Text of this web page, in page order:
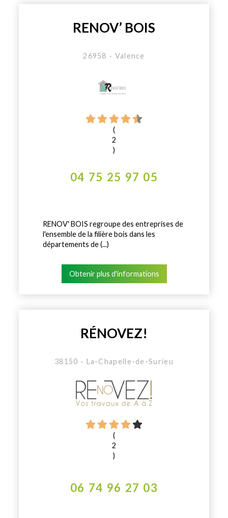
RENOV’ BOIS
26958 - Valence
(
2
)
04 75 25 97 05
RENOV' BOIS regroupe des entreprises de
l'ensemble de la filière bois dans les
départements de (...)
Obtenir plus d'informations
RÉNOVEZ!
38150 - La-Chapelle-de-Surieu
(
2
)
06 74 96 27 03